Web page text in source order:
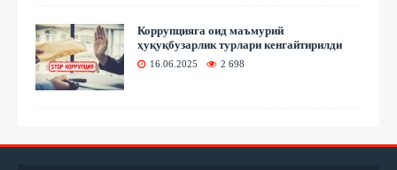
Коррупцияга оид маъмурий
ҳуқуқбузарлик турлари кенгайтирилди
16.06.2025 2 698